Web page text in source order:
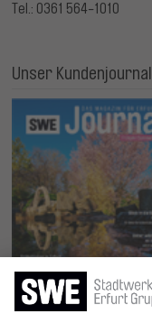
Tel.: 0361 564-1010
Unser Kundenjournal